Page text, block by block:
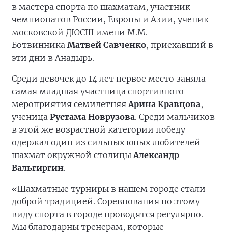
в мастера спорта по шахматам, участник
чемпионатов России, Европы и Азии, ученик
московской ДЮСШ имени М.М.
Ботвинника Матвей Савченко, приехавший в
эти дни в Анадырь.
Среди девочек до 14 лет первое место заняла
самая младшая участница спортивного
мероприятия семилетняяАрина Кравцова,
ученица Рустама Новрузова. Среди мальчиков
в этой же возрастной категории победу
одержал один из сильных юных любителей
шахмат окружной столицыАлександр
Вальгиргин.
«Шахматные турниры в нашем городе стали
доброй традицией. Соревнования по этому
виду спорта в городе проводятся регулярно.
Мы благодарны тренерам, которые